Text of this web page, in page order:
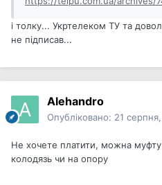
і толку... Укртелеком ТУ та
не підписав...
Alehandro
Опубліковано: 21
Не хочете платити, можна муфту
колодязь чи на опору